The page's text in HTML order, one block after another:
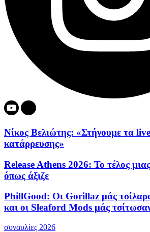
Νίκος Βελιώτης: «Στήνουμε τα
κατάρρευσης»
Release Athens 2026: Το τέλος
όπως άξιζε
PhillGood: Οι Gorillaz μάς
και οι Sleaford Mods μάς
συναυλίες 2026